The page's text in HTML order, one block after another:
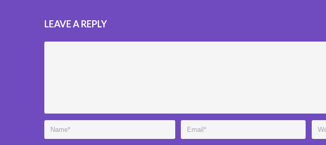
LEAVE A REPLY